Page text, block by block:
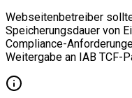
Webseitenbetreiber
Speicherungsdauer von
Compliance-
Weitergabe an IAB TCF-